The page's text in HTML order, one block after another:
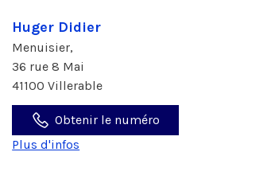
Huger Didier
Menuisier,
36 rue 8 Mai
41100 Villerable
Obtenir le numéro
Plus d'infos